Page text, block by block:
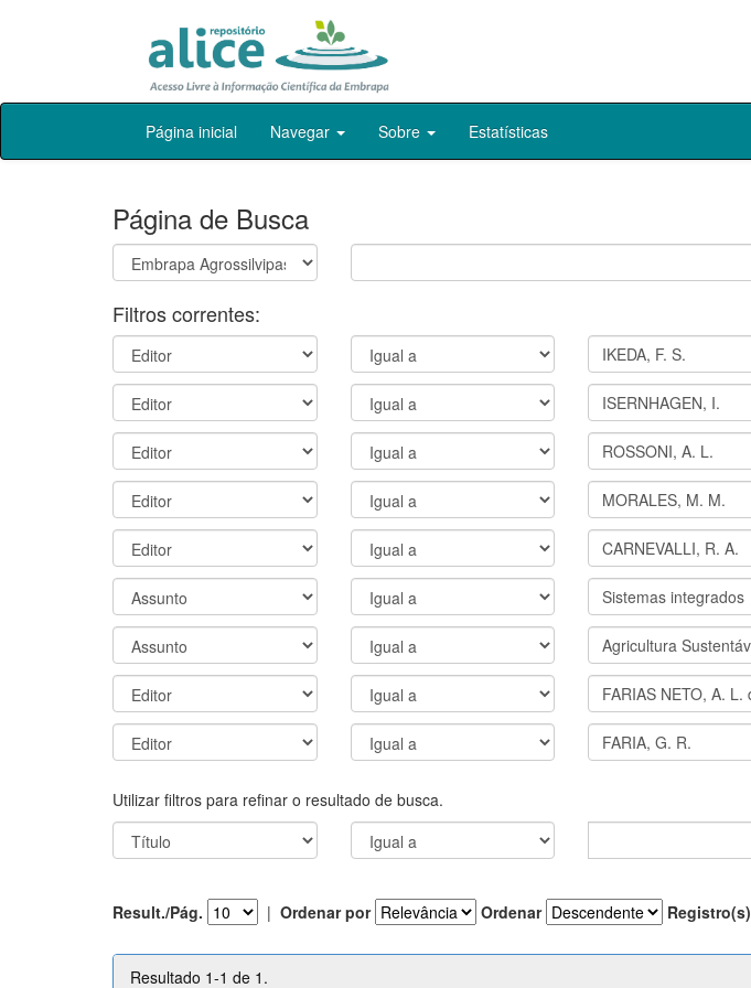
Skip
Página inicial Navegar Sobre Estatísticas
Página de Busca
Filtros correntes:
Utilizar filtros para refinar o resultado de busca.
Result./Pág. | Ordenar por Ordenar Registro(s)
Resultado 1-1 de 1.